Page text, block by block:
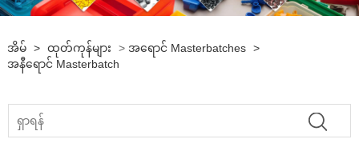
အိမ် > ထုတ်ကုန်များ > အရောင် Masterbatches >
အနီရောင် Masterbatch